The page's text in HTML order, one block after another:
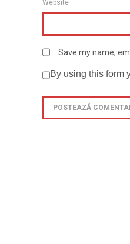
Website
Save my name,
By using this form